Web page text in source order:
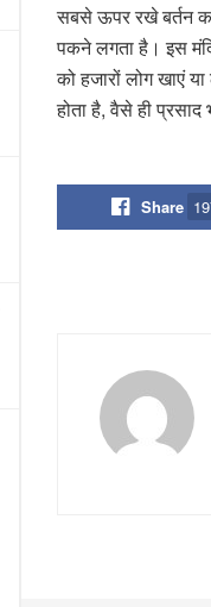
सबसे ऊपर रखे बर्तन
पकने लगता है। इस
को हजारों लोग खाएं
होता है, वैसे ही प्रसाद
Share